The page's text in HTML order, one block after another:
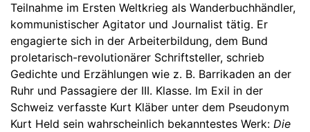
Teilnahme im Ersten Weltkrieg als Wanderbuchhändler,
kommunistischer Agitator und Journalist tätig. Er
engagierte sich in der Arbeiterbildung, dem Bund
proletarisch-revolutionärer Schriftsteller, schrieb
Gedichte und Erzählungen wie z. B. Barrikaden an der
Ruhr und Passagiere der III. Klasse. Im Exil in der
Schweiz verfasste Kurt Kläber unter dem Pseudonym
Kurt Held sein wahrscheinlich bekanntestes Werk: Die